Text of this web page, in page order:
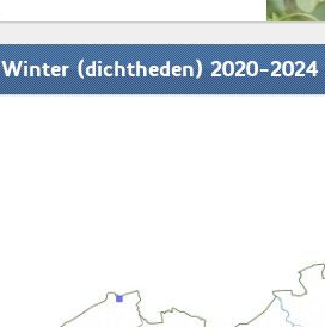
Winter (dichtheden) 2020-2024